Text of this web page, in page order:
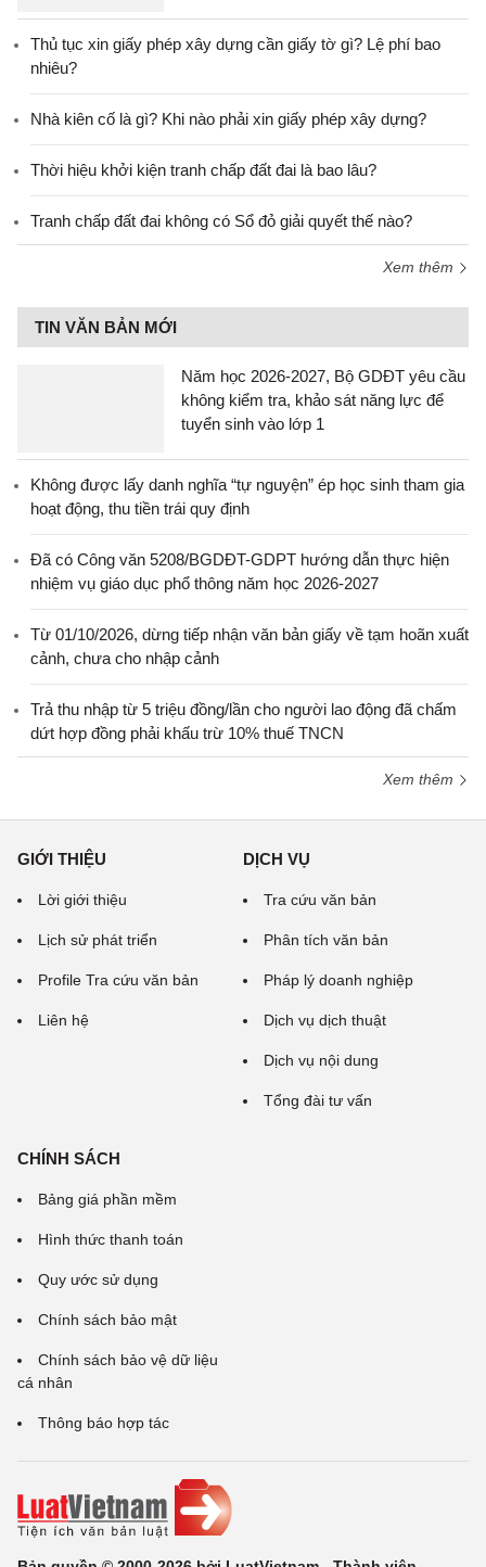
Thủ tục xin giấy phép xây dựng cần giấy tờ gì? Lệ phí bao
nhiêu?
Nhà kiên cố là gì? Khi nào phải xin giấy phép xây dựng?
Thời hiệu khởi kiện tranh chấp đất đai là bao lâu?
Tranh chấp đất đai không có Sổ đỏ giải quyết thế nào?
Xem thêm
TIN VĂN BẢN MỚI
Năm học 2026-2027, Bộ GDĐT yêu cầu
không kiểm tra, khảo sát năng lực để
tuyển sinh vào lớp 1
Không được lấy danh nghĩa “tự nguyện” ép học sinh tham gia
hoạt động, thu tiền trái quy định
Đã có Công văn 5208/BGDĐT-GDPT hướng dẫn thực hiện
nhiệm vụ giáo dục phổ thông năm học 2026-2027
Từ 01/10/2026, dừng tiếp nhận văn bản giấy về tạm hoãn xuất
cảnh, chưa cho nhập cảnh
Trả thu nhập từ 5 triệu đồng/lần cho người lao động đã chấm
dứt hợp đồng phải khấu trừ 10% thuế TNCN
Xem thêm
GIỚI THIỆU
Lời giới thiệu
Lịch sử phát triển
Profile Tra cứu văn bản
Liên hệ
DỊCH VỤ
Tra cứu văn bản
Phân tích văn bản
Pháp lý doanh nghiệp
Dịch vụ dịch thuật
Dịch vụ nội dung
Tổng đài tư vấn
CHÍNH SÁCH
Bảng giá phần mềm
Hình thức thanh toán
Quy ước sử dụng
Chính sách bảo mật
Chính sách bảo vệ dữ liệu
cá nhân
Thông báo hợp tác